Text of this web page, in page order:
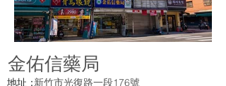
金佑信藥局
地址：新竹市光復路一段176號